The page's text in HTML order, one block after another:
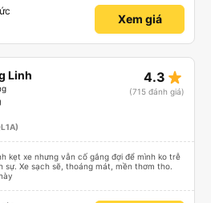
Xem giá
Linh 4.3 star_rate
(715 đánh giá)
kẹt xe nhưng vẫn cố gắng đợi để mình ko trễ
Xe sạch sẽ, thoáng mát, mền thơm tho.